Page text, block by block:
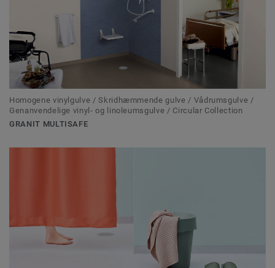
Homogene vinylgulve / Skridhæmmende gulve / Vådrumsgulve /
Genanvendelige vinyl- og linoleumsgulve / Circular Collection
GRANIT MULTISAFE